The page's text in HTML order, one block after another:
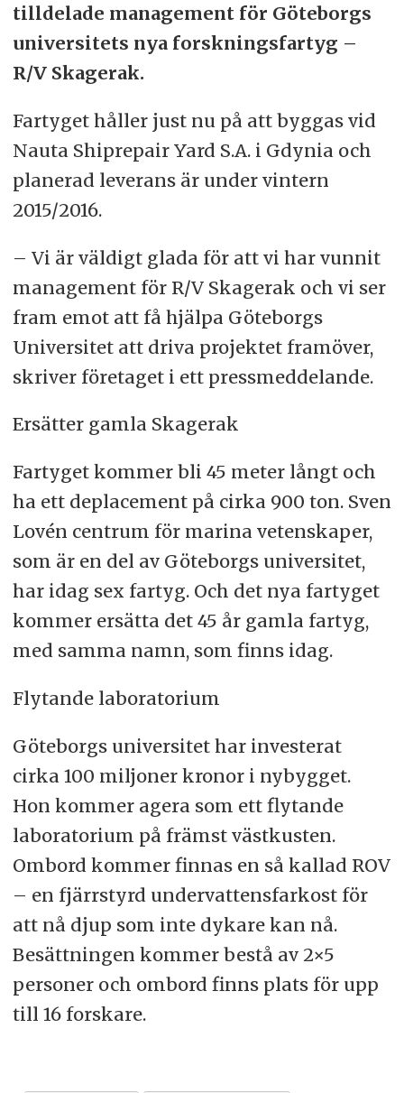
tilldelade management för Göteborgs
universitets nya forskningsfartyg –
R/V Skagerak.
Fartyget håller just nu på att byggas vid
Nauta Shiprepair Yard S.A. i Gdynia och
planerad leverans är under vintern
2015/2016.
– Vi är väldigt glada för att vi har vunnit
management för R/V Skagerak och vi ser
fram emot att få hjälpa Göteborgs
Universitet att driva projektet framöver,
skriver företaget i ett pressmeddelande.
Ersätter gamla Skagerak
Fartyget kommer bli 45 meter långt och
ha ett deplacement på cirka 900 ton. Sven
Lovén centrum för marina vetenskaper,
som är en del av Göteborgs universitet,
har idag sex fartyg. Och det nya fartyget
kommer ersätta det 45 år gamla fartyg,
med samma namn, som finns idag.
Flytande laboratorium
Göteborgs universitet har investerat
cirka 100 miljoner kronor i nybygget.
Hon kommer agera som ett flytande
laboratorium på främst västkusten.
Ombord kommer finnas en så kallad ROV
– en fjärrstyrd undervattensfarkost för
att nå djup som inte dykare kan nå.
Besättningen kommer bestå av 2×5
personer och ombord finns plats för upp
till 16 forskare.